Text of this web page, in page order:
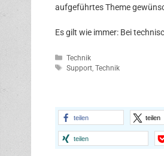
aufgeführtes Theme
Es gilt wie immer: Bei
Kategorien
Technik
Schlagwörter
Support ,Technik
teilen teilen
teilen